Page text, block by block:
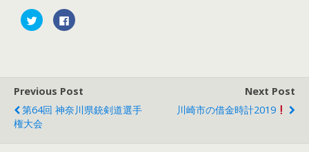
ク
リ
t
e
r
で
F
a
共
す
る
Previous Post
第64回 神奈川県銃剣道選手
権大会
Next Post
川崎市の借金時計2019